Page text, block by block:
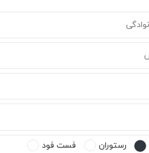
رستوران فست فود